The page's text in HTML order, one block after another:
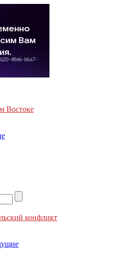
Востоке
конфликт